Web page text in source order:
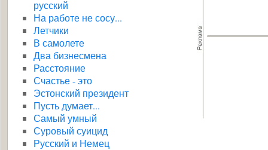
русский
На работе не сосу...
Летчики
В самолете
Два бизнесмена
Расстояние
Счастье - это
Эстонский президент
Пусть думает...
Самый умный
Суровый суицид
Русский и Немец